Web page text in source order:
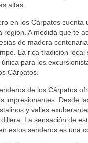
altas.
en los Cárpatos
región. A medida que te
de madera
La rica tradición
para los
Cárpatos.
de los Cárpatos
impresionantes. Desde
y valles
La sensación de
estos senderos es una